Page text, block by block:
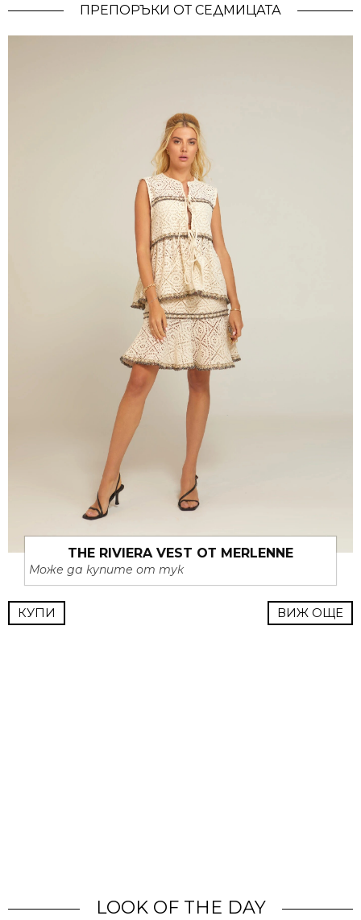
ПРЕПОРЪКИ ОТ СЕДМИЦАТА
THE RIVIERA VEST ОТ MERLENNE
Може да купите от тук
КУПИ ВИЖ ОЩЕ
LOOK OF THE DAY